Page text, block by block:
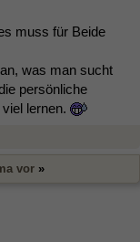
muss für Beide
was man sucht
persönliche
lernen.
vor »